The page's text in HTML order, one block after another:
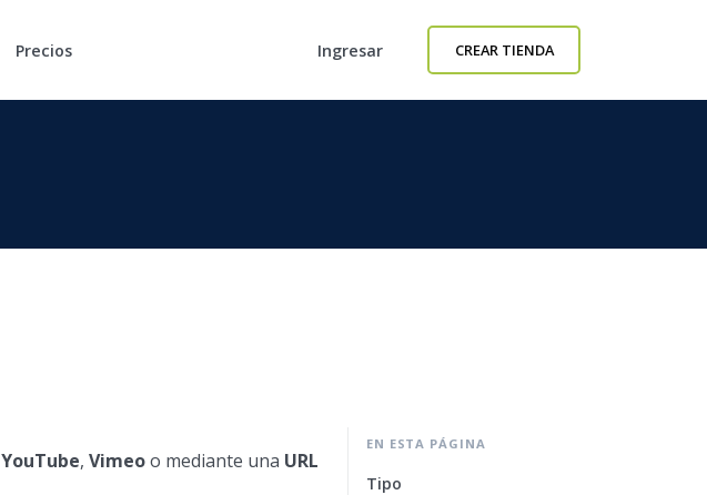
Precios Ingresar CREAR TIENDA
YouTube, Vimeoo mediante una URL
EN ESTA PÁGINA
Tipo